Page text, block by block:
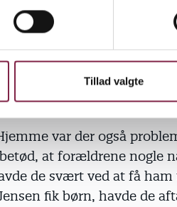
Tillad valgte
svært ved at klare
Så Anja måtte indimellem
var der også
at forældrene nogle
de svært ved at få
fik børn, havde de